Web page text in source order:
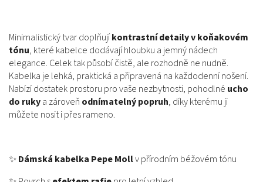
Minimalistický tvar doplňujíkontrastní detaily v koňakovém
tónu, které kabelce dodávají hloubku a jemný nádech
elegance. Celek tak působí čistě, ale rozhodně ne nudně.
Kabelka je lehká, praktická a připravená na každodenní nošení.
Nabízí dostatek prostoru pro vaše nezbytnosti, pohodlné ucho
do rukya zároveň odnímatelný popruh, díky kterému ji
můžete nosit i přes rameno.
✨ Dámská kabelka Pepe Mollv přírodním béžovém tónu